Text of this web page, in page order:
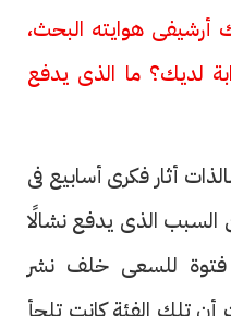
هوايته البحث،
لديك؟ ما الذى يدفع
أثار فكرى أسابيع فى
الذى يدفع نشالًا
فتوة للسعى خلف نشر